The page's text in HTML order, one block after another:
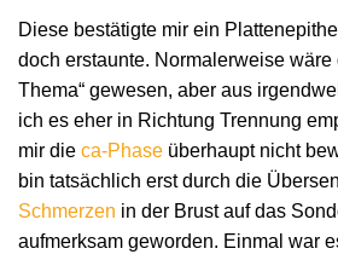
Diese bestätigte mir ein
doch erstaunte. Normalerweise wäre
Thema“ gewesen, aber aus
ich es eher in Richtung Trennung
mir die ca-Phase überhaupt nicht
bin tatsächlich erst durch die
Schmerzen in der Brust auf das
aufmerksam geworden. Einmal war